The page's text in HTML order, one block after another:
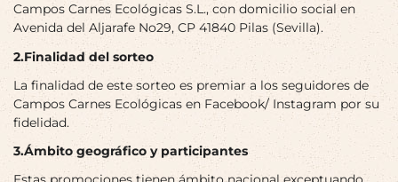
Campos Carnes Ecológicas S.L., con domicilio social en
Avenida del Aljarafe No29, CP 41840 Pilas (Sevilla).
2.Finalidad del sorteo
La finalidad de este sorteo es premiar a los seguidores de
Campos Carnes Ecológicas en Facebook/ Instagram por su
fidelidad.
3.Ámbito geográfico y participantes